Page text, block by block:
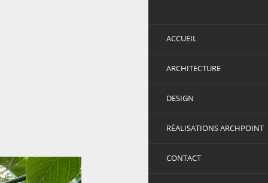
ACCUEIL
ARCHITECTURE
DESIGN
RÉALISATIONS ARCHPOINT
CONTACT